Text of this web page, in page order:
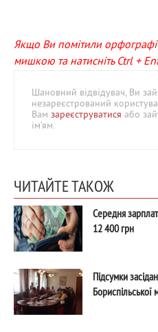
Якщо Ви помітили
мишкою та натисніть Ctrl +
Шановний відвідувач, Ви
незареєстрований
Вам зареєструватися або
ім'ям.
ЧИТАЙТЕ ТАКОЖ
Середня
12 400 грн
Підсумки
Бориспільської